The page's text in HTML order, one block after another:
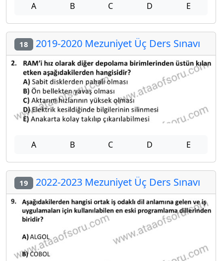
A B C D E
18 2019-2020 Mezuniyet Üç Ders Sınavı
A B C D E
19 2022-2023 Mezuniyet Üç Ders Sınavı